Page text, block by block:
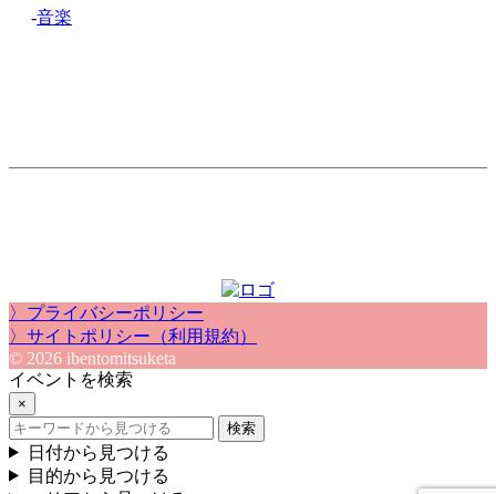
-音楽
〉プライバシーポリシー
〉サイトポリシー（利用規約）
© 2026 ibentomitsuketa
イベントを検索
×
検索
日付から見つける
目的から見つける